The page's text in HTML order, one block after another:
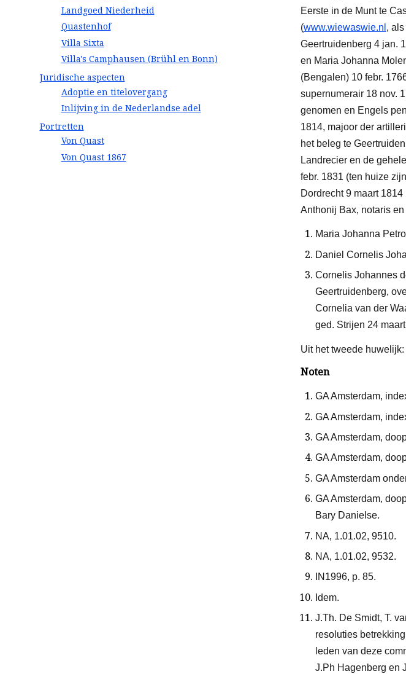
Eerste in de Munt te
(www.wiewaswie.nl ,
Geertruidenberg 4 jan.
en Maria Johanna
(Bengalen) 10 febr.
supernumerair 18 nov.
genomen en Engels
1814, majoor der
het beleg te
Landrecier en de
febr. 1831 (ten huize
Dordrecht 9 maart
Anthonij Bax, notaris
Maria Johanna
Daniel Cornelis
Cornelis Johannes
Geertruidenberg,
Cornelia van der
ged. Strijen 24
Uit het tweede huwelijk:
Noten
GA Amsterdam,
GA Amsterdam,
GA Amsterdam,
GA Amsterdam,
GA Amsterdam
GA Amsterdam,
Bary Danielse.
NA, 1.01.02, 9510.
NA, 1.01.02, 9532.
IN1996, p. 85.
Idem.
J.Th. De Smidt, T.
resoluties
leden van deze
J.Ph Hagenberg en
Landgoed Niederheid
Quastenhof
Villa Sixta
Villa's Camphausen (Brühl en Bonn)
Juridische aspecten
Adoptie en titelovergang
Inlijving in de Nederlandse adel
Portretten
Von Quast
Von Quast 1867